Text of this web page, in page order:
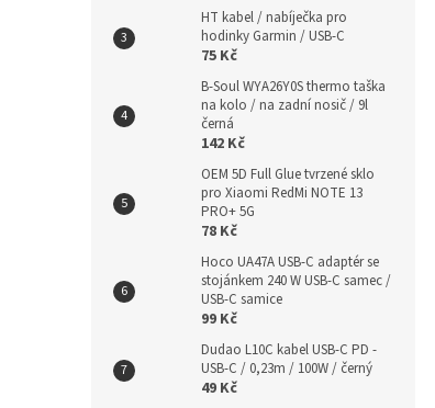
HT kabel / nabíječka pro
hodinky Garmin / USB-C
75 Kč
B-Soul WYA26Y0S thermo taška
na kolo / na zadní nosič / 9l
černá
142 Kč
OEM 5D Full Glue tvrzené sklo
pro Xiaomi RedMi NOTE 13
PRO+ 5G
78 Kč
Hoco UA47A USB-C adaptér se
stojánkem 240 W USB-C samec /
USB-C samice
99 Kč
Dudao L10C kabel USB-C PD -
USB-C / 0,23m / 100W / černý
49 Kč